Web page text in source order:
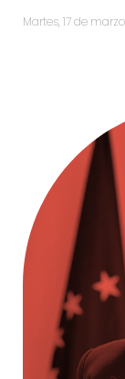
martes, 17 de